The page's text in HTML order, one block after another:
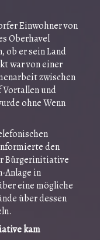
Einwohner von
Oberhavel
ob er sein Land
war von einer
zwischen
Vortallen und
ohne Wenn
den
Bürgerinitiative
Anlage in
eine mögliche
über dessen
kam